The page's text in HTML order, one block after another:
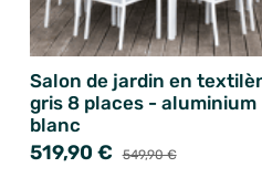
Salon de jardin en
gris 8 places - aluminium
blanc
519,90 € 549,90 €